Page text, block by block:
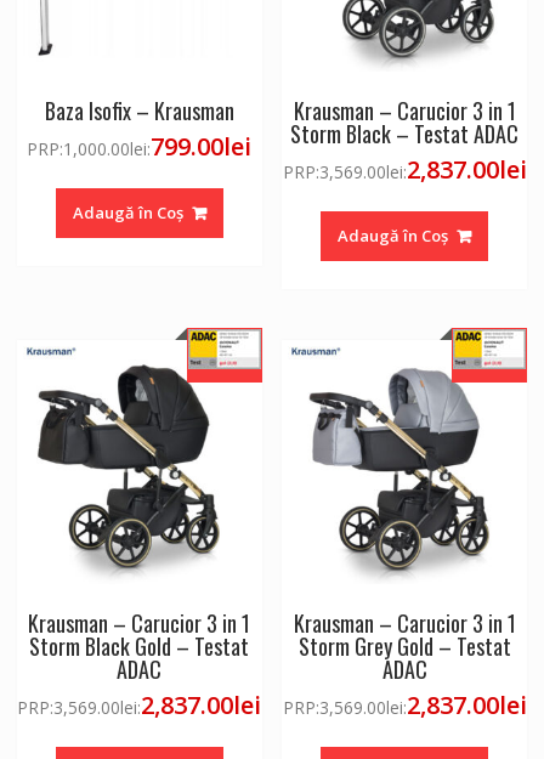
Baza Isofix – Krausman
PRP:1,000.00lei:799.00lei
Adaugă în Coș
Krausman – Carucior 3 in 1
Storm Black – Testat ADAC
PRP:3,569.00lei:2,837.00lei
Adaugă în Coș
Krausman – Carucior 3 in 1
Storm Black Gold – Testat
ADAC
PRP:3,569.00lei:2,837.00lei
Krausman – Carucior 3 in 1
Storm Grey Gold – Testat
ADAC
PRP:3,569.00lei:2,837.00lei